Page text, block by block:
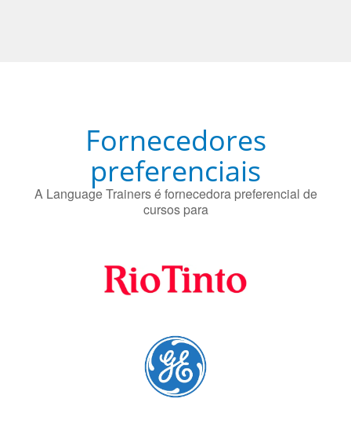
Fornecedores
preferenciais